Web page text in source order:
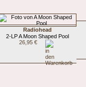
Radiohead
2-LP A Moon Shaped Pool
26,95 €